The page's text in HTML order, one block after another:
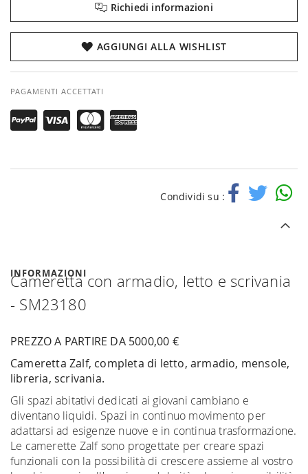
Richiedi informazioni
AGGIUNGI ALLA WISHLIST
PAGAMENTI ACCETTATI
Condividi su :
INFORMAZIONI
Cameretta con armadio, letto e scrivania
- SM23180
PREZZO A PARTIRE DA 5000,00 €
Cameretta Zalf, completa di letto, armadio, mensole,
libreria, scrivania.
Gli spazi abitativi dedicati ai giovani cambiano e
diventano liquidi. Spazi in continuo movimento per
adattarsi ad esigenze nuove e in continua trasformazione.
Le camerette Zalf sono progettate per creare spazi
funzionali con la possibilità di crescere assieme al vostro